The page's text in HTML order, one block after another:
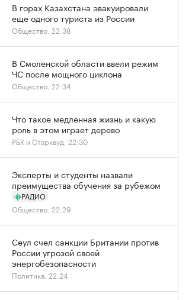
В горах Казахстана эвакуировали
еще одного туриста из России
Общество, 22:38
В Смоленской области ввели режим
ЧС после мощного циклона
Общество, 22:34
Что такое медленная жизнь и какую
роль в этом играет дерево
РБК и Старквуд, 22:30
Эксперты и студенты назвали
преимущества обучения за рубежом
РАДИО
Общество, 22:29
Сеул счел санкции Британии против
России угрозой своей
энергобезопасности
Политика, 22:24